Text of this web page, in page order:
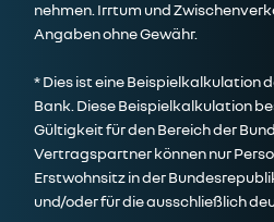
nehmen. Irrtum und
Angaben ohne Gewähr.
* Dies ist eine Beispielkalkulation
Bank. Diese Beispielkalkulation
Gültigkeit für den Bereich der
Vertragspartner können nur
Erstwohnsitz in der
und/oder für die ausschließlich